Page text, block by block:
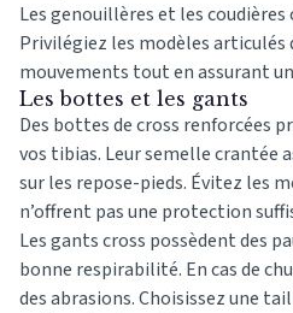
Les genouillères et les
Privilégiez les modèles articulés
mouvements tout en assurant
Les bottes et les gants
Des bottes de cross renforcées
vos tibias. Leur semelle crantée
sur les repose-pieds. Évitez les
n’offrent pas une protection
Les gants cross possèdent des
bonne respirabilité. En cas de
des abrasions. Choisissez une